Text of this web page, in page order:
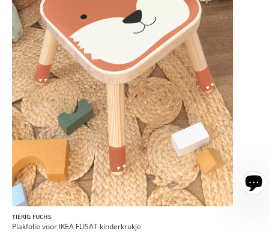
TIERIG FUCHS
Plakfolie voor IKEA FLISAT kinderkrukje